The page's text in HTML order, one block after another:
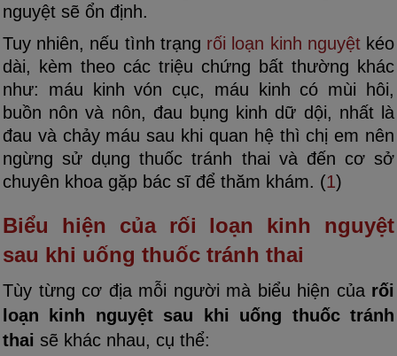
nguyệt sẽ ổn định.
Tuy nhiên, nếu tình trạng rối loạn kinh nguyệtkéo
dài, kèm theo các triệu chứng bất thường khác
như: máu kinh vón cục, máu kinh có mùi hôi,
buồn nôn và nôn, đau bụng kinh dữ dội, nhất là
đau và chảy máu sau khi quan hệ thì chị em nên
ngừng sử dụng thuốc tránh thai và đến cơ sở
chuyên khoa gặp bác sĩ để thăm khám. (1)
Biểu hiện của rối loạn kinh nguyệt
sau khi uống thuốc tránh thai
Tùy từng cơ địa mỗi người mà biểu hiện của rối
loạn kinh nguyệt sau khi uống thuốc tránh
thai sẽ khác nhau, cụ thể: